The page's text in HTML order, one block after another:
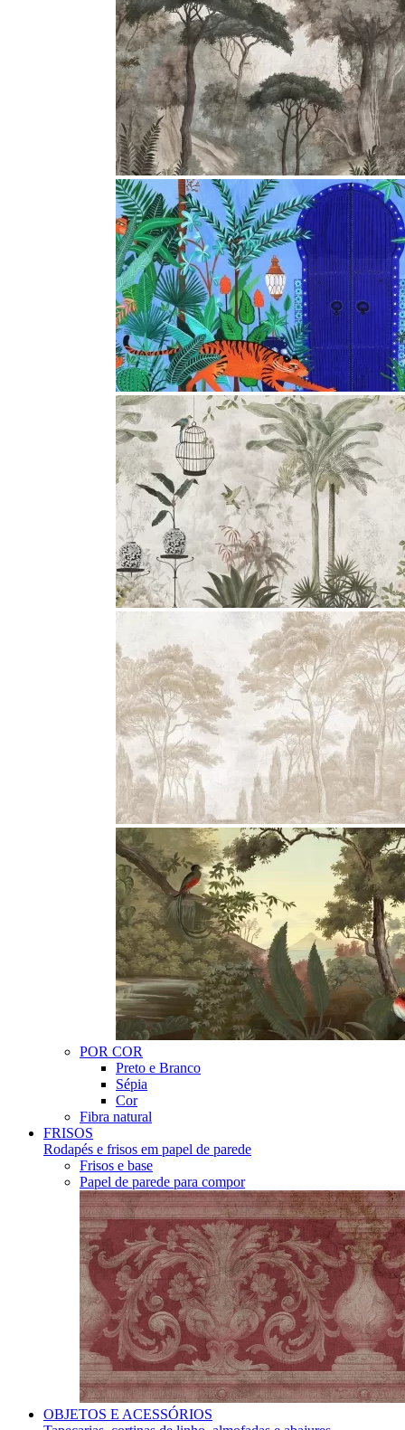
POR COR
Preto e Branco
Sépia
Cor
Fibra natural
FRISOS
Rodapés e frisos em papel de parede
Frisos e base
Papel de parede para compor
OBJETOS E ACESSÓRIOS